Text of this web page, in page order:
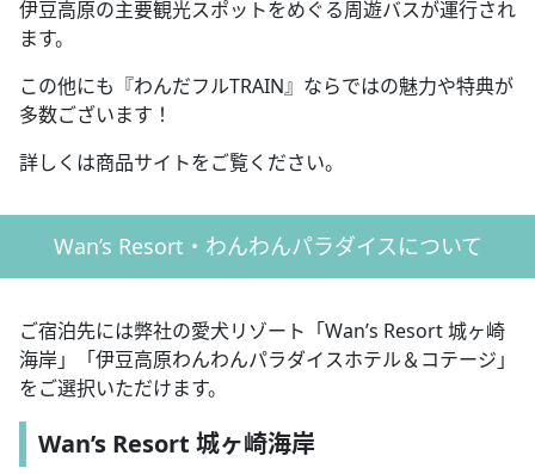
伊豆高原の主要観光スポットをめぐる周遊バスが運行され
ます。
この他にも『わんだフルTRAIN』ならではの魅力や特典が
多数ございます！
詳しくは商品サイトをご覧ください。
Wan’s Resort・わんわんパラダイスについて
ご宿泊先には弊社の愛犬リゾート「Wan’s Resort 城ヶ崎
海岸」「伊豆高原わんわんパラダイスホテル＆コテージ」
をご選択いただけます。
Wan’s Resort 城ヶ崎海岸